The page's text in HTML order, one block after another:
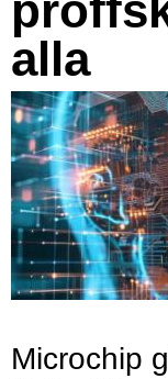
alla
Microchip